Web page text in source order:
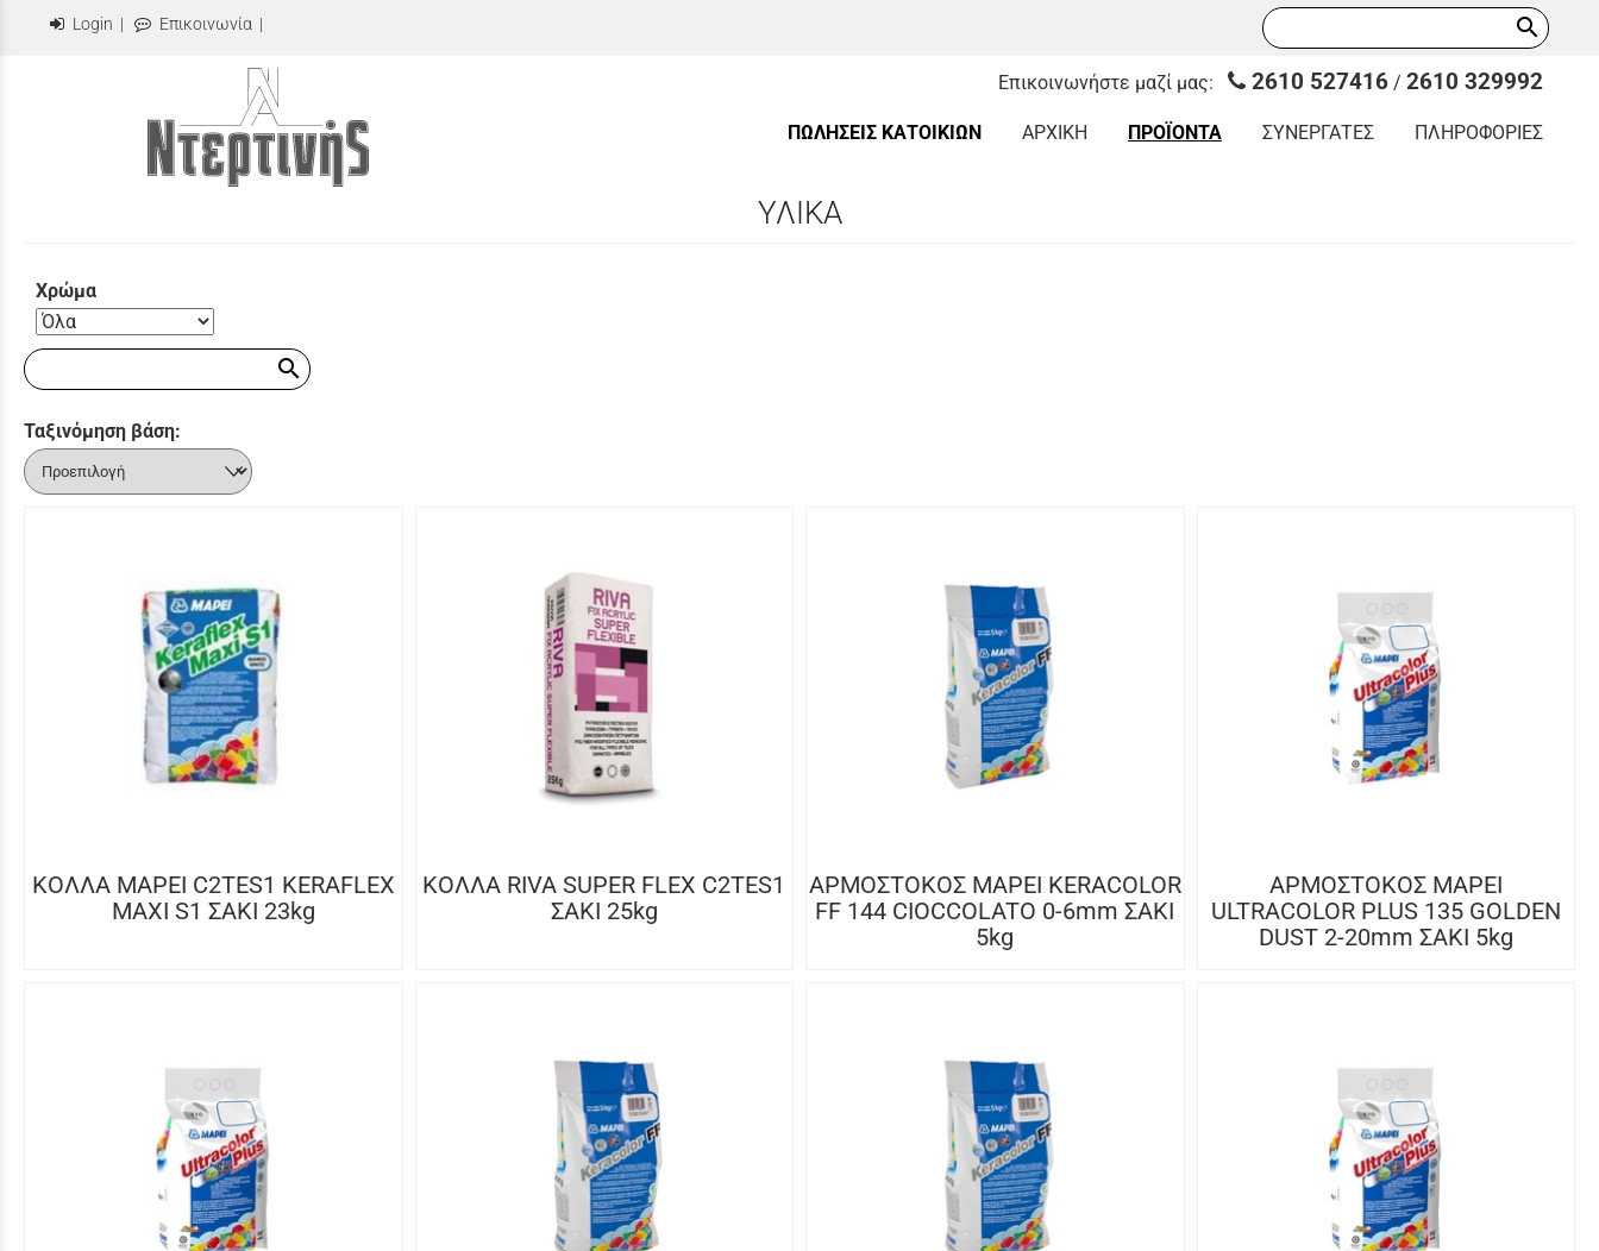
Login | Επικοινωνία | search
Επικοινωνήστε μαζί μας: 2610 527416 / 2610 329992
ΠΩΛΗΣΕΙΣ ΚΑΤΟΙΚΙΩΝ ΑΡΧΙΚΗ ΠΡΟΪΟΝΤΑ ΣΥΝΕΡΓΑΤΕΣ ΠΛΗΡΟΦΟΡΙΕΣ
ΥΛΙΚΑ
Χρώμα
search
Ταξινόμηση βάση:
ΚΟΛΛΑ MAPEI C2TES1 KERAFLEX
MAXI S1 ΣΑΚΙ 23kg
ΚΟΛΛΑ RIVA SUPER FLEX C2TES1
ΣΑΚΙ 25kg
ΑΡΜΟΣΤΟΚΟΣ MAPEI KERACOLOR
FF 144 CIOCCOLATO 0-6mm ΣΑΚΙ
5kg
ΑΡΜΟΣΤΟΚΟΣ MAPEI
ULTRACOLOR PLUS 135 GOLDEN
DUST 2-20mm ΣΑΚΙ 5kg